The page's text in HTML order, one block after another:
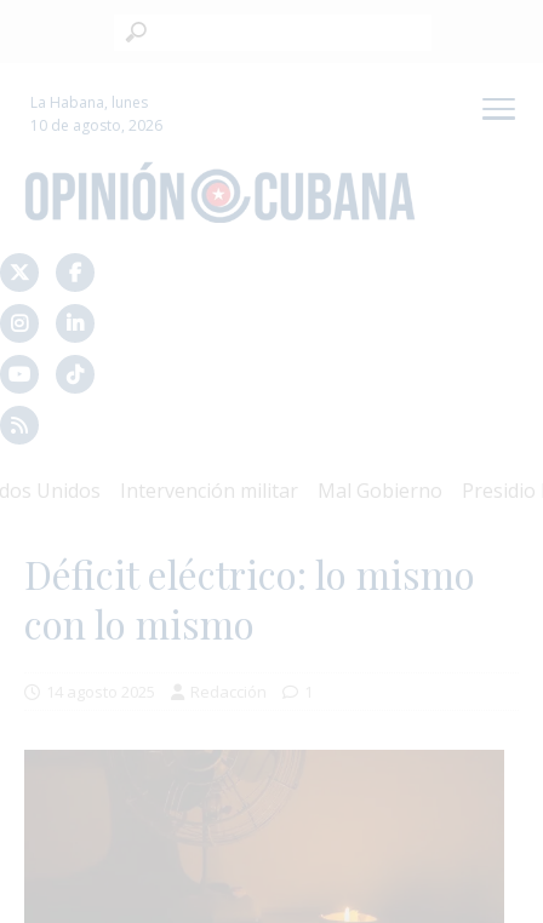
La Habana, lunes
10 de agosto, 2026
Intervención militar Mal Gobierno Presidio
Déficit eléctrico: lo mismo
con lo mismo